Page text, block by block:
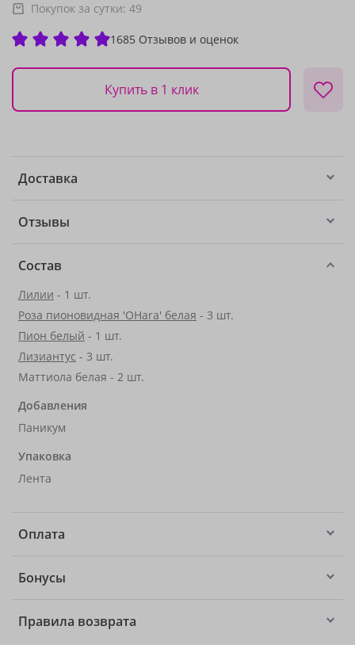
Покупок за сутки: 49
1685 Отзывов и оценок
Купить в 1 клик
Доставка
Отзывы
Состав
Лилии - 1 шт.
Роза пионовидная 'OHara' белая - 3 шт.
Пион белый - 1 шт.
Лизиантус - 3 шт.
Маттиола белая - 2 шт.
Добавления
Паникум
Упаковка
Лента
Оплата
Бонусы
Правила возврата